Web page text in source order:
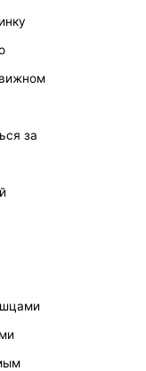
за